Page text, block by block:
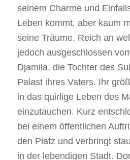
seinem Charme und
Leben kommt, aber kaum
seine Träume. Reich an
jedoch ausgeschlossen
Djamila, die Tochter des
Palast ihres Vaters. Ihr
in das quirlige Leben des
einzutauchen. Kurz
bei einem öffentlichen
den Platz und verbringt
in der lebendigen Stadt.